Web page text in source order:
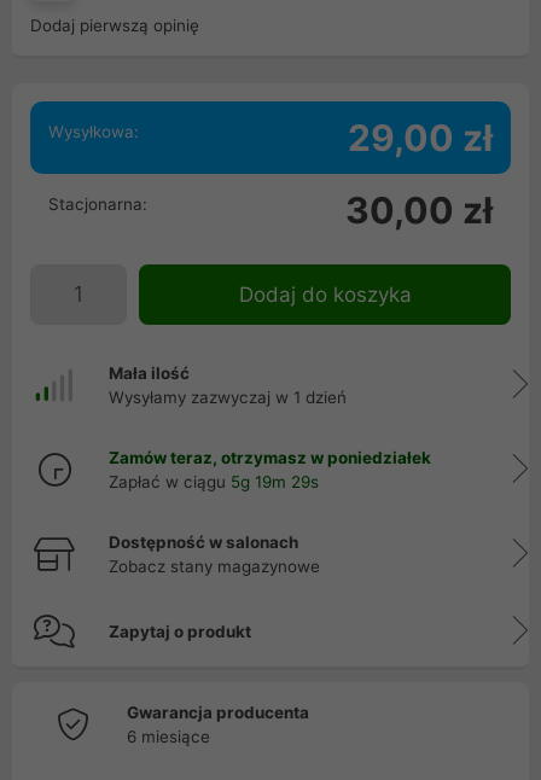
Dodaj pierwszą opinię
Wysyłkowa: 29,00 zł
Stacjonarna: 30,00 zł
Dodaj do koszyka
Mała ilość
Wysyłamy zazwyczaj w 1 dzień
Zamów teraz, otrzymasz w poniedziałek
Zapłać w ciągu 5g 19m 29s
Dostępność w salonach
Zobacz stany magazynowe
Zapytaj o produkt
Gwarancja producenta
6 miesiące